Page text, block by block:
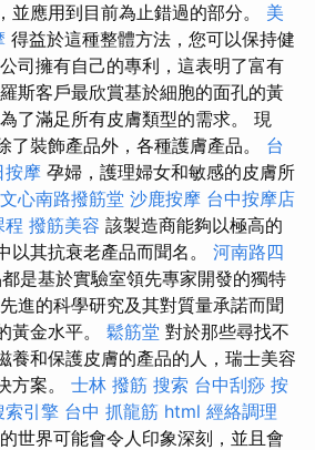
並應用到目前為止錯過的部分。 美
得益於這種整體方法，您可以保持健
司擁有自己的專利，這表明了富有
斯客戶最欣賞基於細胞的面孔的黃
了滿足所有皮膚類型的需求。 現
了裝飾產品外，各種護膚產品。 台
按摩 孕婦，護理婦女和敏感的皮膚所
文心南路撥筋堂 沙鹿按摩 台中按摩店
程 撥筋美容 該製造商能夠以極高的
以其抗衰老產品而聞名。 河南路四
是基於實驗室領先專家開發的獨特
進的科學研究及其對質量承諾而聞
黃金水平。 鬆筋堂 對於那些尋找不
養和保護皮膚的產品的人，瑞士美容
方案。 士林 撥筋 搜索 台中刮痧 按
索引擎 台中 抓龍筋 html 經絡調理
世界可能會令人印象深刻，並且會